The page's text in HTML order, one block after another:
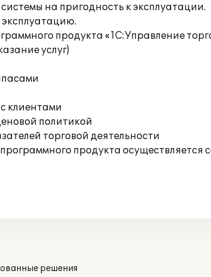
на пригодность к эксплуатации.
эксплуатацию.
продукта «1С:Управление
услуг)
клиентами
политикой
торговой деятельности
продукта
решения